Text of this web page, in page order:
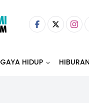
GAYA HIDUP HIBURAN